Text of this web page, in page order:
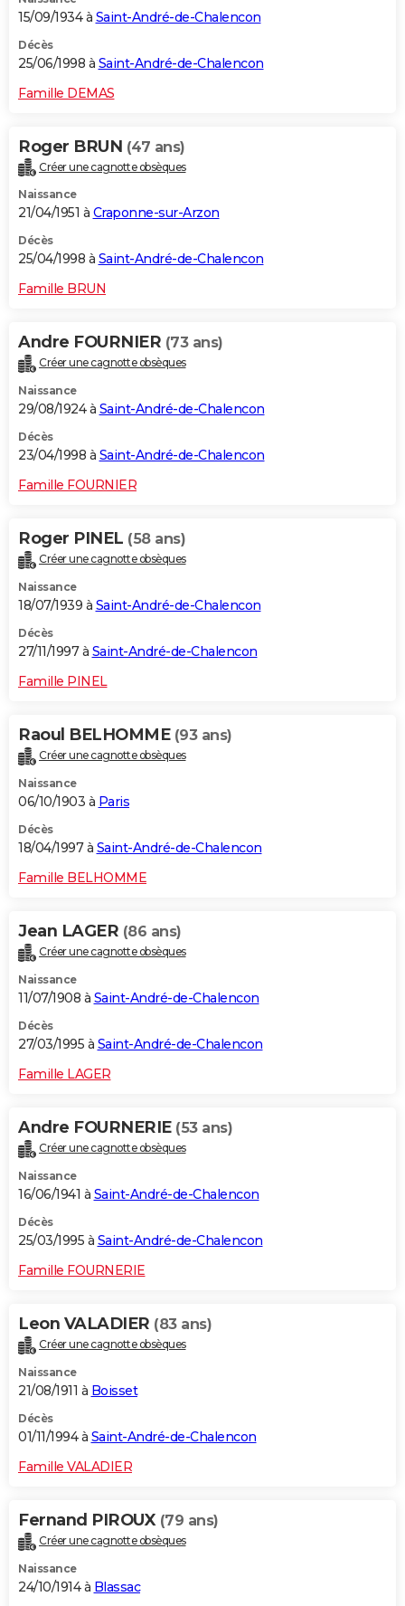
15/09/1934 à Saint-André-de-Chalencon
Décès
25/06/1998 à Saint-André-de-Chalencon
Famille DEMAS
Roger BRUN (47 ans)
Créer une cagnotte obsèques
Naissance
21/04/1951 à Craponne-sur-Arzon
Décès
25/04/1998 à Saint-André-de-Chalencon
Famille BRUN
Andre FOURNIER (73 ans)
Créer une cagnotte obsèques
Naissance
29/08/1924 à Saint-André-de-Chalencon
Décès
23/04/1998 à Saint-André-de-Chalencon
Famille FOURNIER
Roger PINEL (58 ans)
Créer une cagnotte obsèques
Naissance
18/07/1939 à Saint-André-de-Chalencon
Décès
27/11/1997 à Saint-André-de-Chalencon
Famille PINEL
Raoul BELHOMME (93 ans)
Créer une cagnotte obsèques
Naissance
06/10/1903 à Paris
Décès
18/04/1997 à Saint-André-de-Chalencon
Famille BELHOMME
Jean LAGER (86 ans)
Créer une cagnotte obsèques
Naissance
11/07/1908 à Saint-André-de-Chalencon
Décès
27/03/1995 à Saint-André-de-Chalencon
Famille LAGER
Andre FOURNERIE (53 ans)
Créer une cagnotte obsèques
Naissance
16/06/1941 à Saint-André-de-Chalencon
Décès
25/03/1995 à Saint-André-de-Chalencon
Famille FOURNERIE
Leon VALADIER (83 ans)
Créer une cagnotte obsèques
Naissance
21/08/1911 à Boisset
Décès
01/11/1994 à Saint-André-de-Chalencon
Famille VALADIER
Fernand PIROUX (79 ans)
Créer une cagnotte obsèques
Naissance
24/10/1914 à Blassac